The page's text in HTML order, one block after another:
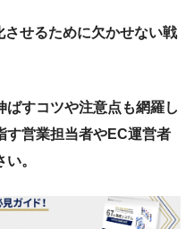
せるために欠かせない戦
ばすコツや注意点も網羅し
す営業担当者やEC運営者
。